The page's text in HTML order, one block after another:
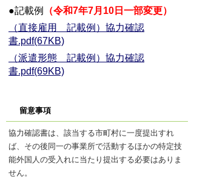
●記載例
（令和7年7月10日一部変更）
（直接雇用＿記載例）協力確認
書.pdf(67KB)
（派遣形態＿記載例）協力確認
書.pdf(69KB)
留意事項
協力確認書は、該当する市町村に一度提出すれ
ば、その後同一の事業所で活動するほかの特定技
能外国人の受入れに当たり提出する必要はありま
せん。